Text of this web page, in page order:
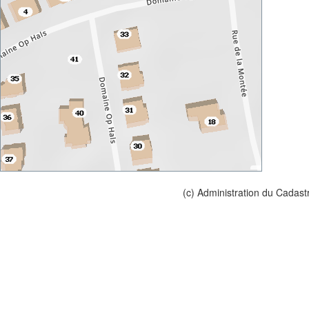
(c) Administration du